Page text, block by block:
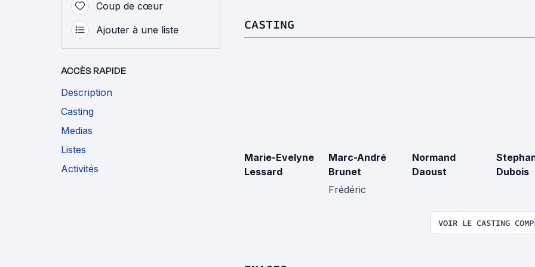
Coup de cœur
Ajouter à une liste
ACCÈS RAPIDE
Description
Casting
Medias
Listes
Activités
CASTING
Marie-Evelyne
Lessard
Marc-André
Brunet
Frédéric
Normand
Daoust
Dubois
VOIR LE CASTING